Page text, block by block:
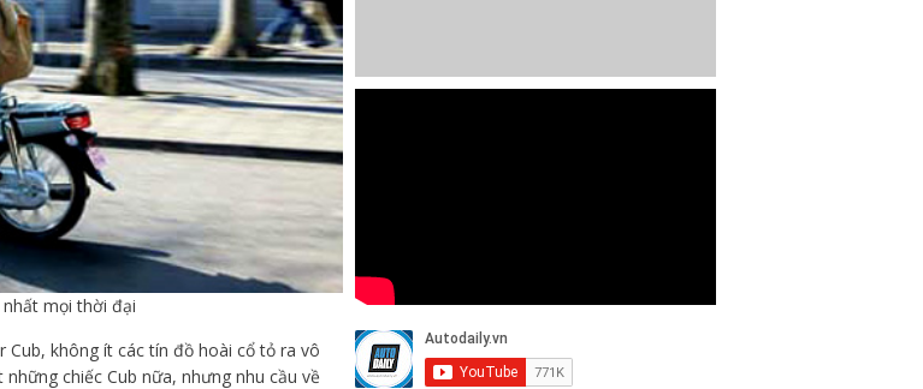
nhất mọi thời đại
Cub, không ít các tín đồ hoài cổ tỏ ra vô
chiếc Cub nữa, nhưng nhu cầu về